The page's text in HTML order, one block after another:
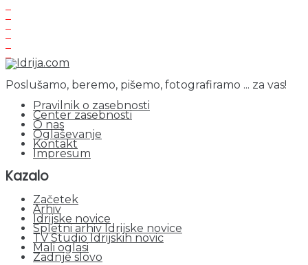
Poslušamo, beremo, pišemo, fotografiramo ... za vas!
Pravilnik o zasebnosti
Center zasebnosti
O nas
Oglaševanje
Kontakt
Impresum
Kazalo
Začetek
Arhiv
Idrijske novice
Spletni arhiv Idrijske novice
TV Studio Idrijskih novic
Mali oglasi
Zadnje slovo